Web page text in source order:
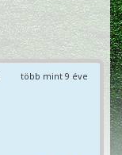
több mint 9 éve